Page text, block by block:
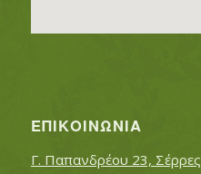
ΕΠΙΚΟΙΝΩΝΊΑ
Γ. Παπανδρέου 23, Σέρρες